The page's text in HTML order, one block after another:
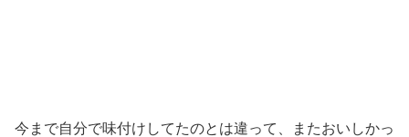
今まで自分で味付けしてたのとは違って、またおいしかっ